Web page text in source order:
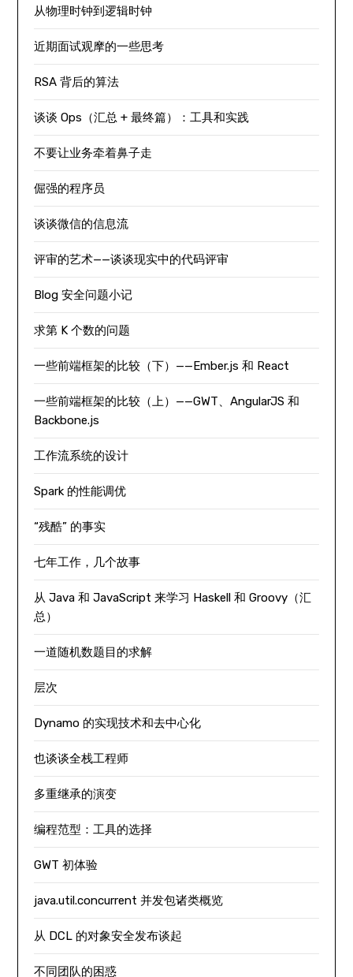
从物理时钟到逻辑时钟
近期面试观摩的一些思考
RSA 背后的算法
谈谈 Ops（汇总 + 最终篇）：工具和实践
不要让业务牵着鼻子走
倔强的程序员
谈谈微信的信息流
评审的艺术——谈谈现实中的代码评审
Blog 安全问题小记
求第 K 个数的问题
一些前端框架的比较（下）——Ember.js 和 React
一些前端框架的比较（上）——GWT、AngularJS 和
Backbone.js
工作流系统的设计
Spark 的性能调优
“残酷” 的事实
七年工作，几个故事
从 Java 和 JavaScript 来学习 Haskell 和 Groovy（汇
总）
一道随机数题目的求解
层次
Dynamo 的实现技术和去中心化
也谈谈全栈工程师
多重继承的演变
编程范型：工具的选择
GWT 初体验
java.util.concurrent 并发包诸类概览
从 DCL 的对象安全发布谈起
不同团队的困惑